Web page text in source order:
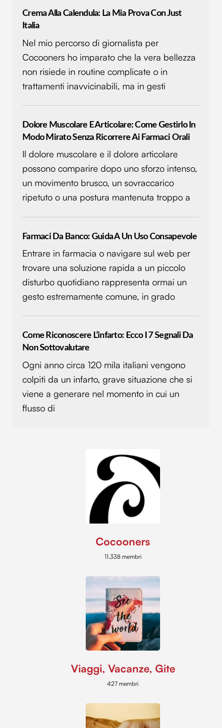
Crema Alla Calendula: La Mia Prova Con Just
Italia
Nel mio percorso di giornalista per
Cocooners ho imparato che la vera bellezza
non risiede in routine complicate o in
trattamenti inavvicinabili, ma in gesti
Dolore Muscolare E Articolare: Come Gestirlo In
Modo Mirato Senza Ricorrere Ai Farmaci Orali
Il dolore muscolare e il dolore articolare
possono comparire dopo uno sforzo intenso,
un movimento brusco, un sovraccarico
ripetuto o una postura mantenuta troppo a
Farmaci Da Banco: Guida A Un Uso Consapevole
Entrare in farmacia o navigare sul web per
trovare una soluzione rapida a un piccolo
disturbo quotidiano rappresenta ormai un
gesto estremamente comune, in grado
Come Riconoscere L’infarto: Ecco I 7 Segnali Da
Non Sottovalutare
Ogni anno circa 120 mila italiani vengono
colpiti da un infarto, grave situazione che si
viene a generare nel momento in cui un
flusso di
Cocooners
11.338 membri
Viaggi, Vacanze, Gite
427 membri